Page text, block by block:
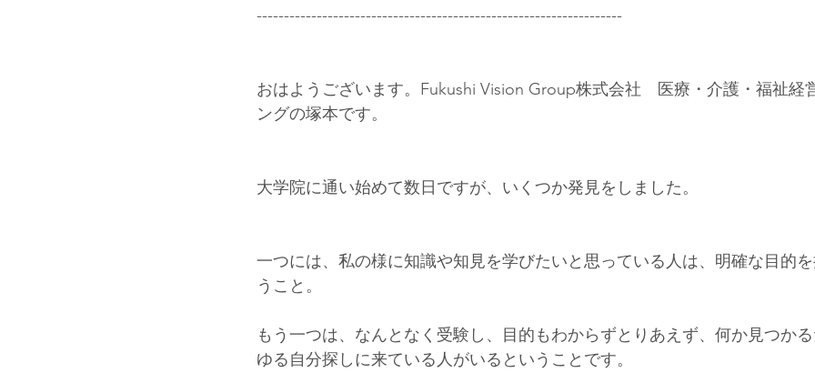
-------------------------------------------------------------------
おはようございます。Fukushi Vision Group株式会社　医療・介護・福祉経
ングの塚本です。
大学院に通い始めて数日ですが、いくつか発見をしました。
一つには、私の様に知識や知見を学びたいと思っている人は、明確な目的
うこと。
もう一つは、なんとなく受験し、目的もわからずとりあえず、何か見つか
ゆる自分探しに来ている人がいるということです。